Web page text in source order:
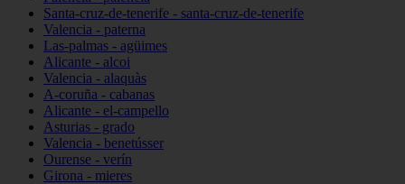
Santa-cruz-de-tenerife - santa-cruz-de-tenerife
Valencia - paterna
Las-palmas - agüimes
Alicante - alcoi
Valencia - alaquàs
A-coruña - cabanas
Alicante - el-campello
Asturias - grado
Valencia - benetússer
Ourense - verín
Girona - mieres